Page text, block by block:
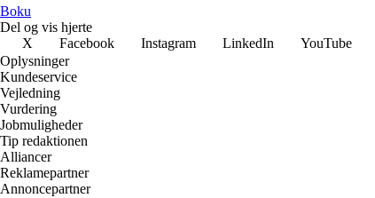
Boku
Del og vis hjerte
X
Facebook Instagram LinkedIn YouTube
Oplysninger
Kundeservice
Vejledning
Vurdering
Jobmuligheder
Tip redaktionen
Alliancer
Reklamepartner
Annoncepartner